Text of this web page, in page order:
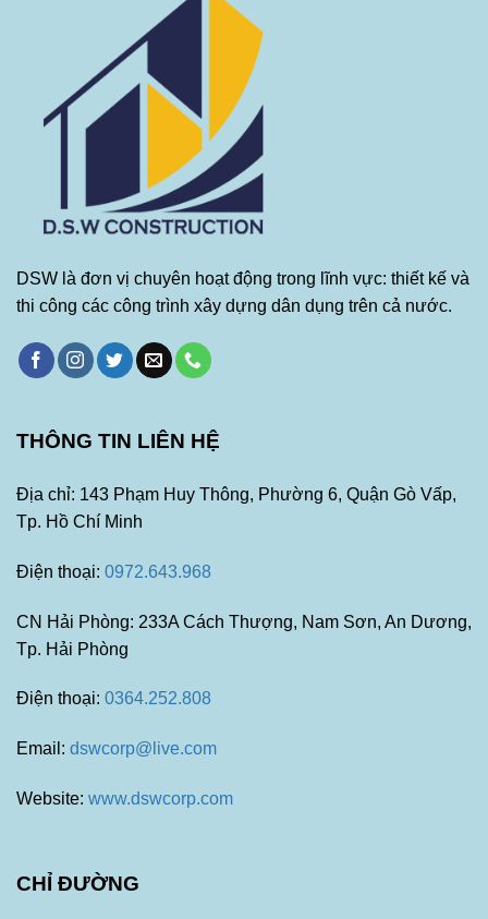
DSW là đơn vị chuyên hoạt động trong lĩnh vực: thiết kế và
thi công các công trình xây dựng dân dụng trên cả nước.
THÔNG TIN LIÊN HỆ
Địa chỉ: 143 Phạm Huy Thông, Phường 6, Quận Gò Vấp,
Tp. Hồ Chí Minh
Điện thoại: 0972.643.968
CN Hải Phòng: 233A Cách Thượng, Nam Sơn, An Dương,
Tp. Hải Phòng
Điện thoại: 0364.252.808
Email: dswcorp@live.com
Website: www.dswcorp.com
CHỈ ĐƯỜNG